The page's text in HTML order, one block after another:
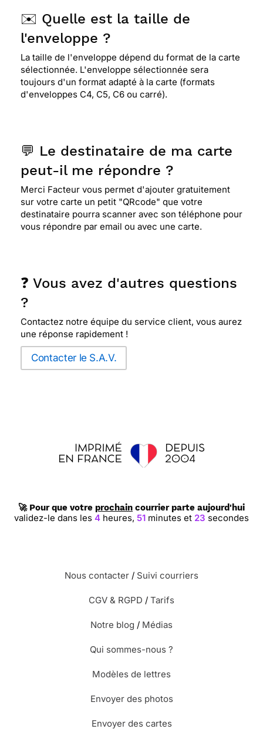
✉️ Quelle est la taille de
l'enveloppe ?
La taille de l'enveloppe dépend du format de la carte
sélectionnée. L'enveloppe sélectionnée sera
toujours d'un format adapté à la carte (formats
d'enveloppes C4, C5, C6 ou carré).
💬 Le destinataire de ma carte
peut-il me répondre ?
Merci Facteur vous permet d'ajouter gratuitement
sur votre carte un petit "QRcode" que votre
destinataire pourra scanner avec son téléphone pour
vous répondre par email ou avec une carte.
❓ Vous avez d'autres questions
?
Contactez notre équipe du service client, vous aurez
une réponse rapidement !
Contacter le S.A.V.
🚀 Pour que votre prochain courrier parte aujourd'hui
validez-le dans les4 heures,51 minutes et 22 secondes
Nous contacter / Suivi courriers
CGV & RGPD / Tarifs
Notre blog / Médias
Qui sommes-nous ?
Modèles de lettres
Envoyer des photos
Envoyer des cartes